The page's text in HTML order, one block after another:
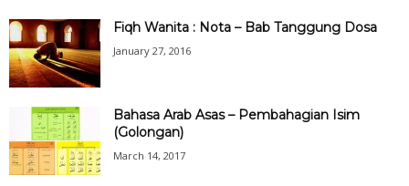
Fiqh Wanita : Nota – Bab Tanggung Dosa
January 27, 2016
Bahasa Arab Asas – Pembahagian Isim
(Golongan)
March 14, 2017